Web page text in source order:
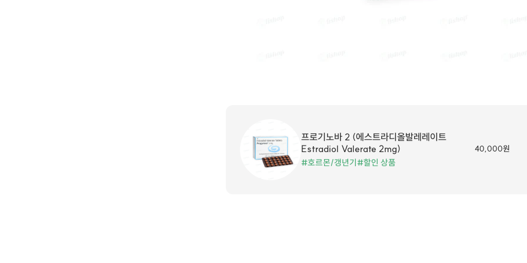
프로기노바 2 (에스트라디올발레레이트
Estradiol Valerate 2mg)
#호르몬/갱년기#할인 상품
40,000원